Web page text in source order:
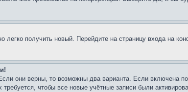
легко получить новый. Перейдите на страницу входа на
они верны, то возможны два варианта. Если включена
чтобы все новые учётные записи были